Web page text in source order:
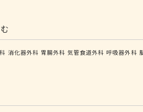
消化器外科 胃腸外科 気管食道外科 呼吸器外科